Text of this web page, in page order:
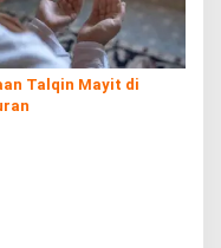
Talqin Mayit di